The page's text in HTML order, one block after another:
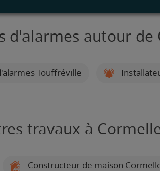
d'alarmes autour de
Touffréville
travaux à
Constructeur de maison